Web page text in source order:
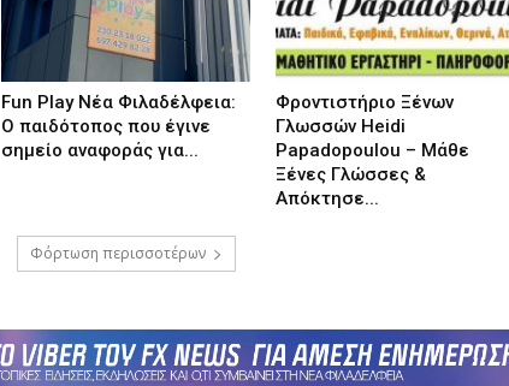
Fun Play Νέα Φιλαδέλφεια:
Ο παιδότοπος που έγινε
σημείο αναφοράς για...
Φροντιστήριο Ξένων
Γλωσσών Heidi
Papadopoulou – Μάθε
Ξένες Γλώσσες &
Απόκτησε...
Φόρτωση περισσοτέρων